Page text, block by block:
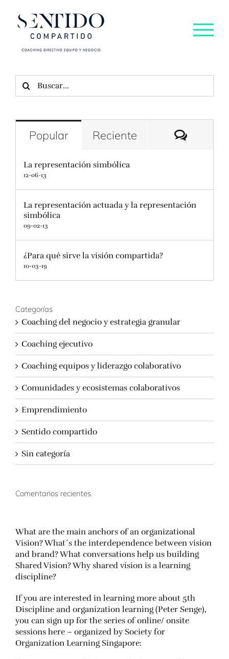
contenido
What are the main anchors of an organizational
Vision? What´s the interdependence between vision
and brand? What conversations help us building
Shared Vision? Why shared vision is a learning
discipline?
If you are interested in learning more about 5th
Discipline and organization learning (Peter Senge),
you can sign up for the series of online/ onsite
sessions here – organized by Society for
Organization Learning Singapore:
Buscar:
Popular Reciente
La representación simbólica
12-06-13
La representación actuada y la representación
simbólica
09-02-13
¿Para qué sirve la visión compartida?
10-03-19
Categorías
Coaching del negocio y estrategia granular
Coaching ejecutivo
Coaching equipos y liderazgo colaborativo
Comunidades y ecosistemas colaborativos
Emprendimiento
Sentido compartido
Sin categoría
Comentarios recientes